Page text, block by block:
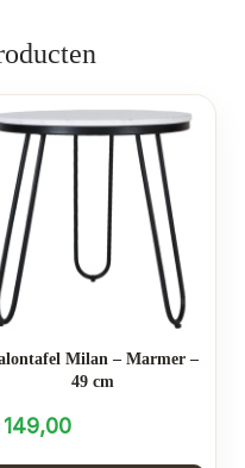
Milan – Marmer –
49 cm